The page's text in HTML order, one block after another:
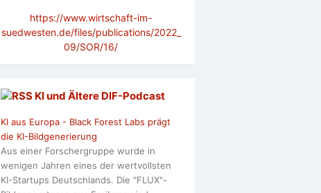
https://www.wirtschaft-im-
suedwesten.de/files/publications/2022_
09/SOR/16/
KI und Ältere DlF-Podcast
KI aus Europa - Black Forest Labs prägt
die KI-Bildgenerierung
Aus einer Forschergruppe wurde in
wenigen Jahren eines der wertvollsten
KI-Startups Deutschlands. Die "FLUX"-